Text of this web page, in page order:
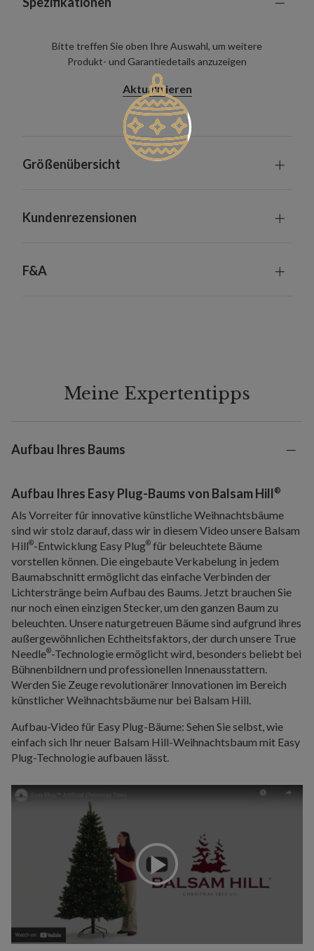
Bitte treffen Sie oben Ihre Auswahl, um weitere
Produkt- und Garantiedetails anzuzeigen
Aktualisieren
Größenübersicht
Kundenrezensionen
F&A
Meine Expertentipps
Aufbau Ihres Baums
Aufbau Ihres Easy Plug-Baums von Balsam Hill®
Als Vorreiter für innovative künstliche Weihnachtsbäume
sind wir stolz darauf, dass wir in diesem Video unsere Balsam
Hill®-Entwicklung Easy Plug® für beleuchtete Bäume
vorstellen können. Die eingebaute Verkabelung in jedem
Baumabschnitt ermöglicht das einfache Verbinden der
Lichterstränge beim Aufbau des Baums. Jetzt brauchen Sie
nur noch einen einzigen Stecker, um den ganzen Baum zu
beleuchten. Unsere naturgetreuen Bäume sind aufgrund ihres
außergewöhnlichen Echtheitsfaktors, der durch unsere True
Needle®-Technologie ermöglicht wird, besonders beliebt bei
Bühnenbildnern und professionellen Innenausstattern.
Werden Sie Zeuge revolutionärer Innovationen im Bereich
künstlicher Weihnachtsbäume nur bei Balsam Hill.
Aufbau-Video für Easy Plug-Bäume: Sehen Sie selbst, wie
einfach sich Ihr neuer Balsam Hill-Weihnachtsbaum mit Easy
Plug-Technologie aufbauen lässt.